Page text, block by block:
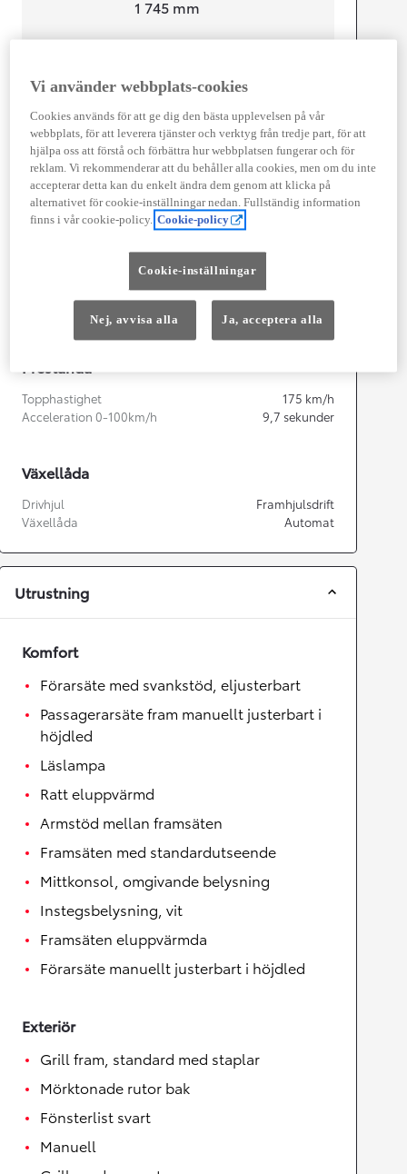
1 745 mm
Föbrukning
Förbrukning 4l/100 km
Euro Class
EURO 6
Kombinerad Co2 91g/km
Prestanda
Topphastighet 175 km/h
Acceleration 0-100km/h
9,7 sekunder
Växellåda
Drivhjul
Framhjulsdrift
Växellåda
Automat
Utrustning
Komfort
Förarsäte med svankstöd, eljusterbart
Passagerarsäte fram manuellt justerbart i
höjdled
Läslampa
Ratt eluppvärmd
Armstöd mellan framsäten
Framsäten med standardutseende
Mittkonsol, omgivande belysning
Instegsbelysning, vit
Framsäten eluppvärmda
Förarsäte manuellt justerbart i höjdled
Exteriör
Grill fram, standard med staplar
Mörktonade rutor bak
Fönsterlist svart
Manuell
Vi använder webbplats-cookies
Cookies används för att ge dig den bästa upplevelsen på vår
webbplats, för att leverera tjänster och verktyg från tredje part, för att
hjälpa oss att förstå och förbättra hur webbplatsen fungerar och för
reklam. Vi rekommenderar att du behåller alla cookies, men om du inte
accepterar detta kan du enkelt ändra dem genom att klicka på
alternativet för cookie-inställningar nedan. Fullständig information
finns i vår cookie-policy. Cookie-policy
Cookie-inställningar
Nej, avvisa alla Ja, acceptera alla